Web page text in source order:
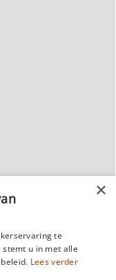
te
u in met alle
Lees verder